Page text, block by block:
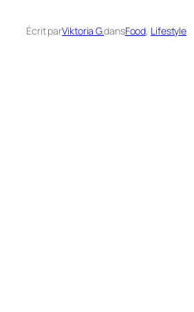
Écrit parViktoria G.dansFood, Lifestyle